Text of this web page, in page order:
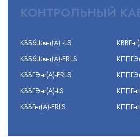
КОНТРОЛЬНЫЙ
КВБбШвнг(А) -LS
КВБбШвнг(А)-FRLS
КВВГЭнг(А)-FRLS
КВВГЭнг(А)-LS
КВВГнг(А)-FRLS